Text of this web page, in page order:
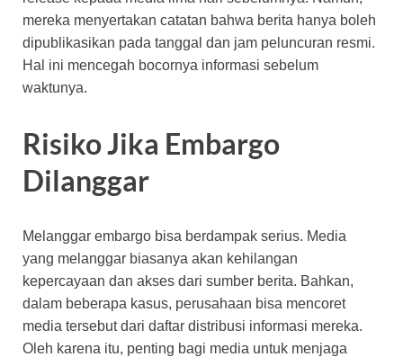
mereka menyertakan catatan bahwa berita hanya boleh
dipublikasikan pada tanggal dan jam peluncuran resmi.
Hal ini mencegah bocornya informasi sebelum
waktunya.
Risiko Jika Embargo
Dilanggar
Melanggar embargo bisa berdampak serius. Media
yang melanggar biasanya akan kehilangan
kepercayaan dan akses dari sumber berita. Bahkan,
dalam beberapa kasus, perusahaan bisa mencoret
media tersebut dari daftar distribusi informasi mereka.
Oleh karena itu, penting bagi media untuk menjaga